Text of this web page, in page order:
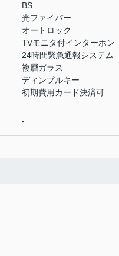
BS
光ファイバー
オートロック
TVモニタ付インターホン
24時間緊急通報システム
複層ガラス
ディンプルキー
初期費用カード決済可
-